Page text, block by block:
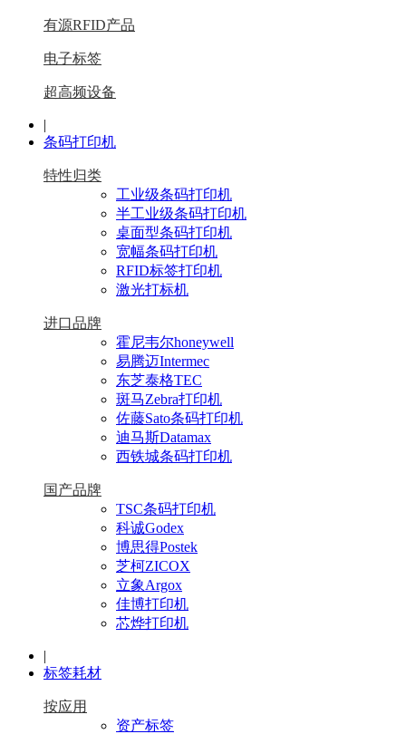
有源RFID产品
电子标签
超高频设备
|
条码打印机
特性归类
工业级条码打印机
半工业级条码打印机
桌面型条码打印机
宽幅条码打印机
RFID标签打印机
激光打标机
进口品牌
霍尼韦尔honeywell
易腾迈Intermec
东芝泰格TEC
斑马Zebra打印机
佐藤Sato条码打印机
迪马斯Datamax
西铁城条码打印机
国产品牌
TSC条码打印机
科诚Godex
博思得Postek
芝柯ZICOX
立象Argox
佳博打印机
芯烨打印机
|
标签耗材
按应用
资产标签